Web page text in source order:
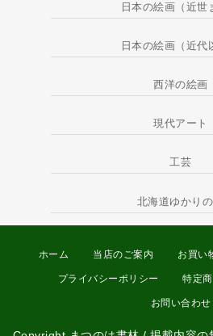
日本の絵画（近世
日本の絵画（近代
西洋の絵画
現代アート
工芸
北海道ゆかり
ホーム 当店のご案内 お買い
プライバシーポリシー 特定
お問い合わせ